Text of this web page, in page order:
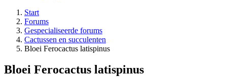
Start
Forums
Gespecialiseerde forums
Cactussen en succulenten
Bloei Ferocactus latispinus
Bloei Ferocactus latispinus